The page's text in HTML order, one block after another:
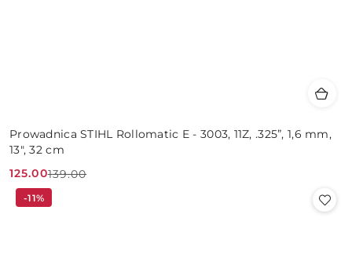
Prowadnica STIHL Rollomatic E - 3003, 11Z, .325”, 1,6 mm,
13", 32 cm
Cena
promocyjna:
125.00
Cena
przed
139.00
-11%